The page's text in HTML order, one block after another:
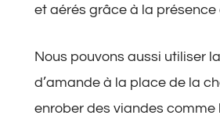
et aérés grâce à la présence
Nous pouvons aussi utiliser
d’amande à la place de la
enrober des viandes comme